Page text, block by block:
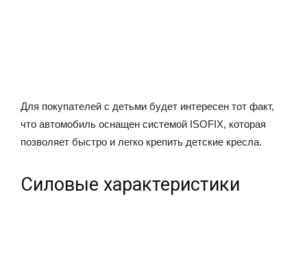
Для покупателей с детьми будет интересен тот факт,
что автомобиль оснащен системой ISOFIX, которая
позволяет быстро и легко крепить детские кресла.
Силовые характеристики